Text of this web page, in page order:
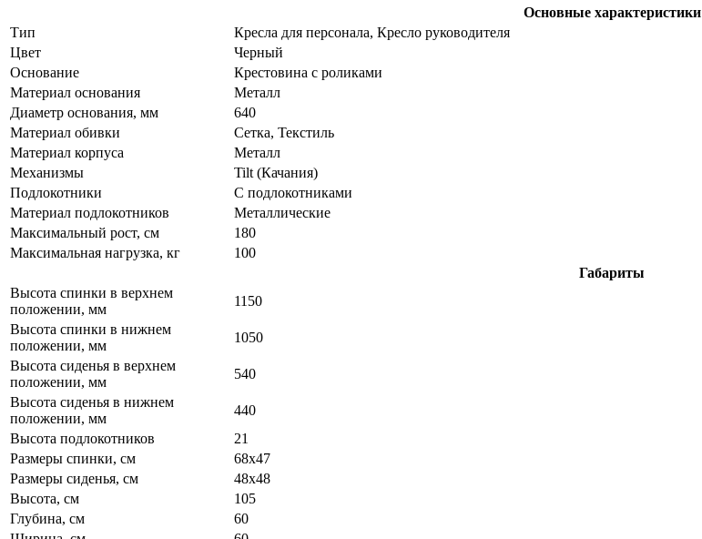
Основные характеристики
Тип
Кресла для персонала, Кресло руководителя
Цвет
Черный
Основание
Крестовина с роликами
Материал основания
Металл
Диаметр основания, мм
640
Материал обивки
Сетка, Текстиль
Материал корпуса
Металл
Механизмы
Tilt (Качания)
Подлокотники
С подлокотниками
Материал подлокотников
Металлические
Максимальный рост, см
180
Максимальная нагрузка, кг
100
Габариты
Высота спинки в верхнем
положении, мм
1150
Высота спинки в нижнем
положении, мм
1050
Высота сиденья в верхнем
положении, мм
540
Высота сиденья в нижнем
положении, мм
440
Высота подлокотников
21
Размеры спинки, см
68х47
Размеры сиденья, см
48х48
Высота, см
105
Глубина, см
60